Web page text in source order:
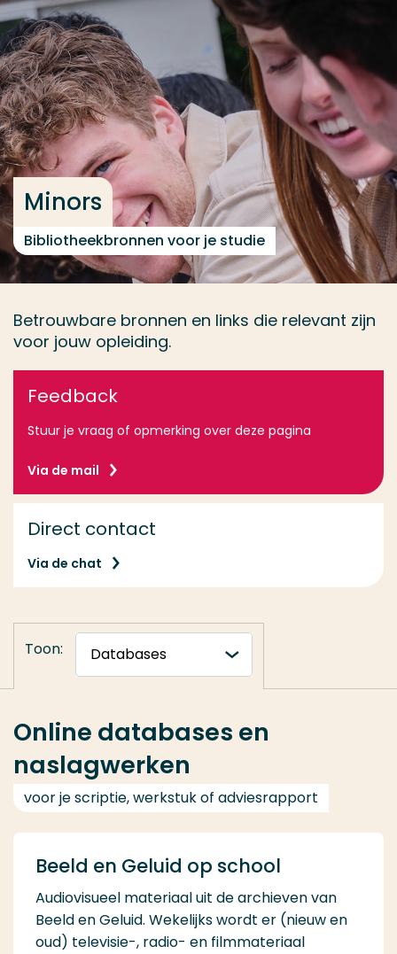
Ga direct naar de content
... > Databases
Minors
Bibliotheekbronnen voor je studie
Betrouwbare bronnen en links die relevant zijn
voor jouw opleiding.
Feedback
Stuur je vraag of opmerking over deze pagina
Via de mail
Direct contact
Via de chat
Toon:
Online databases en
naslagwerken
voor je scriptie, werkstuk of adviesrapport
Beeld en Geluid op school
Audiovisueel materiaal uit de archieven van
Beeld en Geluid. Wekelijks wordt er (nieuw en
oud) televisie-, radio- en filmmateriaal
Veel gezocht
Opleiding
Contact